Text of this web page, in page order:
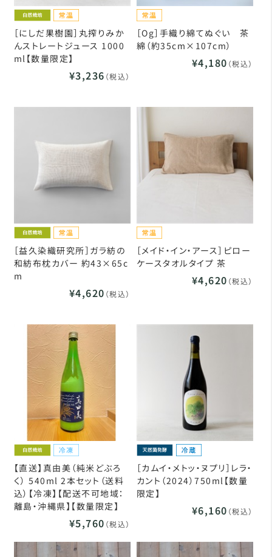
［にしだ果樹園］丸搾りみか
んストレートジュース 1000
ml【数量限定】
¥3,236 （税込）
［Og］手織り綿てぬぐい 茶
綿（約35cm×107cm）
¥4,180 （税込）
［益久染織研究所］ガラ紡の
和紡布枕カバー 約43×65c
m
¥4,620 （税込）
［メイド・イン・アース］ピロー
ケースタオルタイプ 茶
¥4,620 （税込）
【直送】真由美（純米どぶろ
く） 540ml 2本セット（送料
込）【冷凍】【配送不可地域：
離島・沖縄県】【数量限定】
¥5,760 （税込）
［カムイ・メトッ・ヌプリ］レラ・
カント（2024）750ml【数量
限定】
¥6,160 （税込）